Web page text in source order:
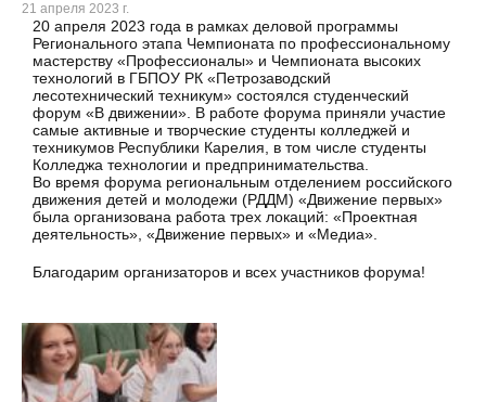
21 апреля 2023 г.
20 апреля 2023 года в рамках деловой программы
Регионального этапа Чемпионата по профессиональному
мастерству «Профессионалы» и Чемпионата высоких
технологий в ГБПОУ РК «Петрозаводский
лесотехнический техникум» состоялся студенческий
форум «В движении». В работе форума приняли участие
самые активные и творческие студенты колледжей и
техникумов Республики Карелия, в том числе студенты
Колледжа технологии и предпринимательства.
Во время форума региональным отделением российского
движения детей и молодежи (РДДМ) «Движение первых»
была организована работа трех локаций: «Проектная
деятельность», «Движение первых» и «Медиа».
Благодарим организаторов и всех участников форума!